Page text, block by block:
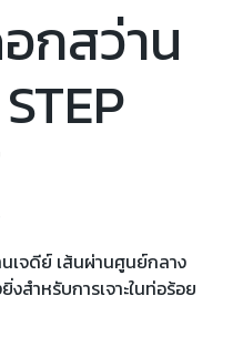
กสว่าน
นเจดีย์ เส้นผ่านศูนย์กลาง
งสำหรับการเจาะในท่อร้อย